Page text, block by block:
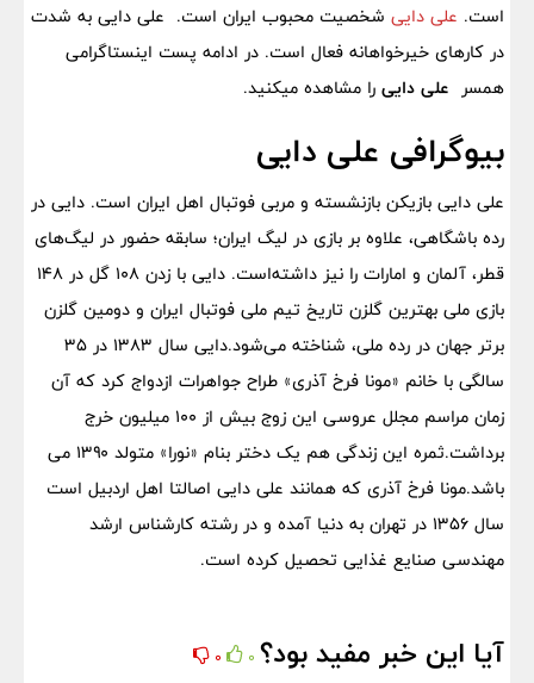
است. علی دایی شخصیت محبوب ایران است. علی دایی به شدت
در کارهای خیرخواهانه فعال است. در ادامه پست اینستاگرامی
همسر علی دایی را مشاهده میکنید.
بیوگرافی علی دایی
علی دایی بازیکن بازنشسته و مربی فوتبال اهل ایران است. دایی در
رده باشگاهی، علاوه بر بازی در لیگ ایران؛ سابقه حضور در لیگ‌های
قطر، آلمان و امارات را نیز داشته‌است. دایی با زدن ۱۰۸ گل در ۱۴۸
بازی ملی بهترین گلزن تاریخ تیم ملی فوتبال ایران و دومین گلزن
برتر جهان در رده ملی، شناخته می‌شود.دایی سال ۱۳۸۳ در ۳۵
سالگی با خانم «مونا فرخ آذری» طراح جواهرات ازدواج کرد که آن
زمان مراسم مجلل عروسی این زوج بیش از ۱۰۰ میلیون خرج
برداشت.ثمره این زندگی هم یک دختر بنام «نورا» متولد ۱۳۹۰ می
باشد.مونا فرخ آذری که همانند علی دایی اصالتا اهل اردبیل است
سال ۱۳۵۶ در تهران به دنیا آمده و در رشته کارشناس ارشد
مهندسی صنایع غذایی تحصیل کرده است.
آیا این خبر مفید بود؟ 0
0